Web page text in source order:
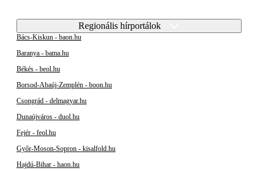
Regionális hírportálok
Bács-Kiskun - baon.hu
Baranya - bama.hu
Békés - beol.hu
Borsod-Abaúj-Zemplén - boon.hu
Csongrád - delmagyar.hu
Dunaújváros - duol.hu
Fejér - feol.hu
Győr-Moson-Sopron - kisalfold.hu
Hajdú-Bihar - haon.hu